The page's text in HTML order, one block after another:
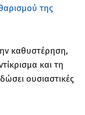
της
καθυστέρηση,
και τη
ουσιαστικές